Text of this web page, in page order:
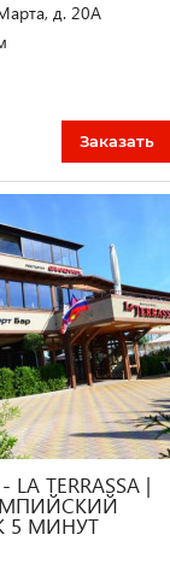
д. 20А
Заказать
TERRASSA |
5 МИНУТ